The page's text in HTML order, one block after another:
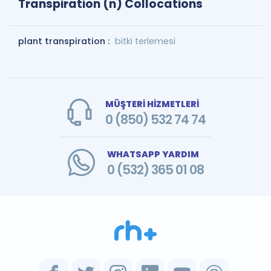
Transpiration (n) Collocations
plant transpiration : bitki terlemesi
MÜŞTERİ HİZMETLERİ
0 (850) 532 74 74
WHATSAPP YARDIM
0 (532) 365 01 08